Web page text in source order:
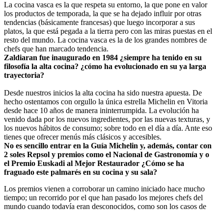
La cocina vasca es la que respeta su entorno, la que pone en valor
los productos de temporada, la que se ha dejado influir por otras
tendencias (básicamente francesas) que luego incorporar a sus
platos, la que está pegada a la tierra pero con las miras puestas en el
resto del mundo. La cocina vasca es la de los grandes nombres de
chefs que han marcado tendencia.
Zaldiaran fue inaugurado en 1984 ¿siempre ha tenido en su
filosofía la alta cocina? ¿cómo ha evolucionado en su ya larga
trayectoria?
Desde nuestros inicios la alta cocina ha sido nuestra apuesta. De
hecho ostentamos con orgullo la única estrella Michelin en Vitoria
desde hace 10 años de manera ininterrumpida. La evolución ha
venido dada por los nuevos ingredientes, por las nuevas texturas, y
los nuevos hábitos de consumo; sobre todo en el día a día. Ante eso
tienes que ofrecer menús más clásicos y accesibles.
No es sencillo entrar en la Guía Michelin y, además, contar con
2 soles Repsol y premios como el Nacional de Gastronomía y o
el Premio Euskadi al Mejor Restaurador ¿Cómo se ha
fraguado este palmarés en su cocina y su sala?
Los premios vienen a corroborar un camino iniciado hace mucho
tiempo; un recorrido por el que han pasado los mejores chefs del
mundo cuando todavía eran desconocidos, como son los casos de